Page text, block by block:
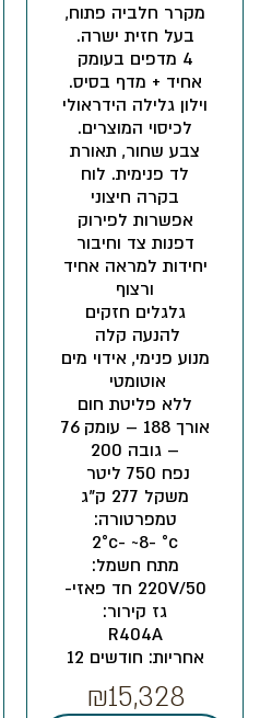
מקרר חלביה פתוח,
בעל חזית ישרה.
4 מדפים בעומק
אחיד + מדף בסיס.
וילון גלילה הידראולי
לכיסוי המוצרים.
צבע שחור, תאורת
לד פנימית. לוח
בקרה חיצוני
אפשרות לפירוק
דפנות צד וחיבור
יחידות למראה אחיד
ורצוף
גלגלים חזקים
להנעה קלה
מנוע פנימי, אידוי מים
אוטומטי
ללא פליטת חום
אורך 188 – עומק 76
– גובה 200
נפח 750 ליטר
משקל 277 ק"ג
טמפרטורה:
2°c- ~8- °c
מתח חשמל:
220V/50 חד פאזי-
גז קירור:
R404A
אחריות: חודשים 12
₪15,328